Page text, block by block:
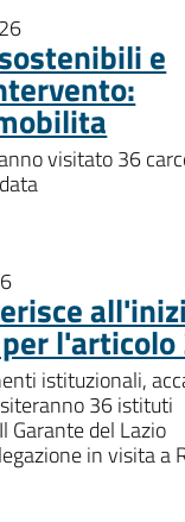
e
visitato 36
l'articolo
istituzionali,
36 istituti
Garante del Lazio
in visita a